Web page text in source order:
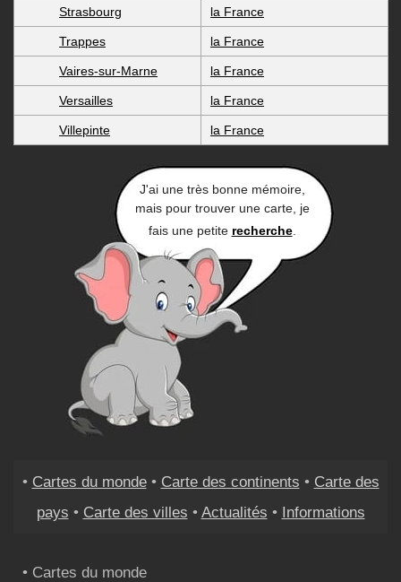
Strasbourg la France
Trappes la France
Vaires-sur-Marne la France
Versailles la France
Villepinte la France
J'ai une très bonne mémoire,
mais pour trouver une carte, je
fais une petite recherche.
• Cartes du monde• Carte des continents • Carte des
pays • Carte des villes • Actualités • Informations
• Cartes du monde